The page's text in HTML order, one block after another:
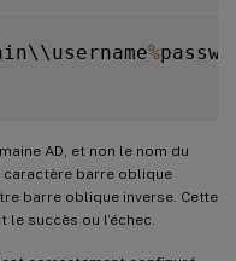
%
AD, et non le nom du
caractère barre oblique
barre oblique inverse. Cette
succès ou l’échec.